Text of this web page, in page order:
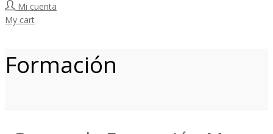
Mi cuenta
My cart
Formación